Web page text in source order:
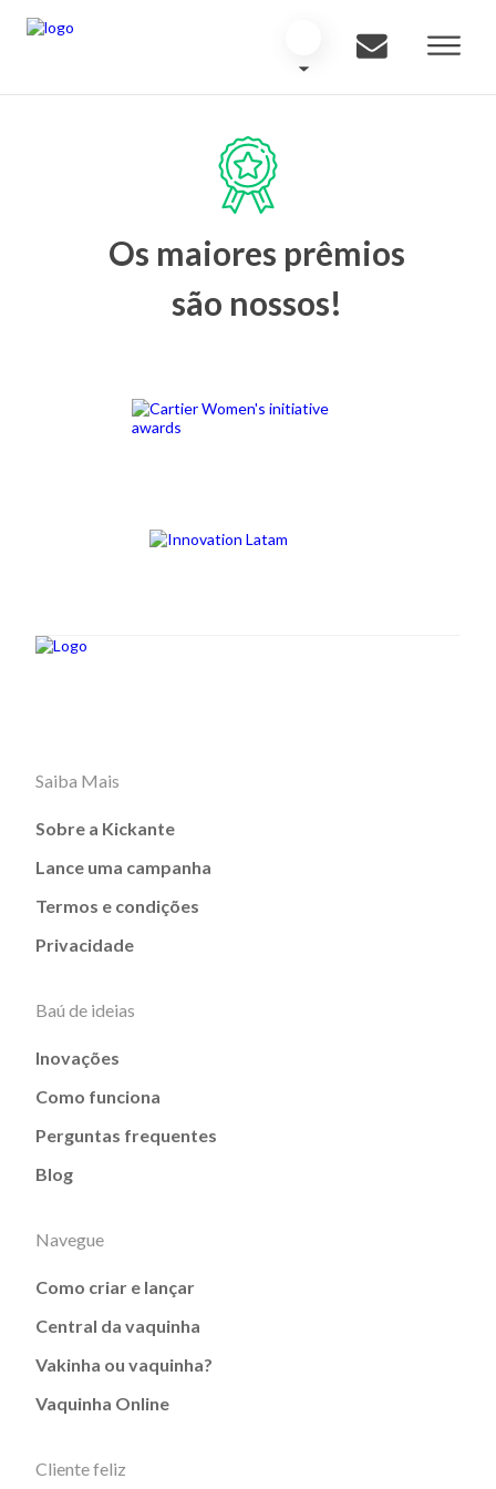
Os maiores prêmios
são nossos!
Saiba Mais
Sobre a Kickante
Lance uma campanha
Termos e condições
Privacidade
Baú de ideias
Inovações
Como funciona
Perguntas frequentes
Blog
Navegue
Como criar e lançar
Central da vaquinha
Vakinha ou vaquinha?
Vaquinha Online
Cliente feliz